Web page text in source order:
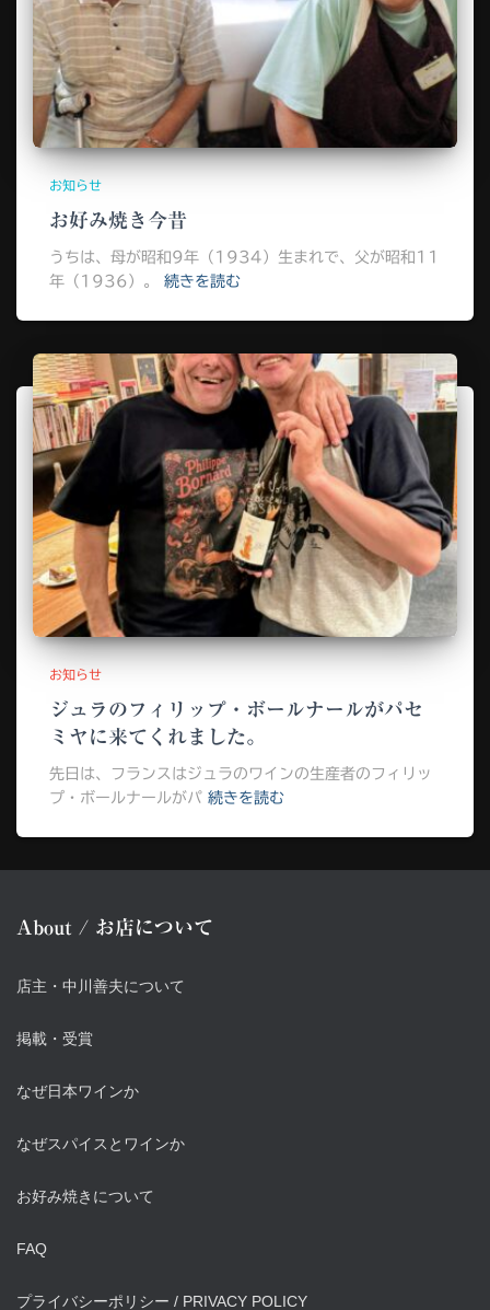
お知らせ
お好み焼き今昔
うちは、母が昭和9年（1934）生まれで、父が昭和11
年（1936）。
続きを読む
お知らせ
ジュラのフィリップ・ボールナールがパセ
ミヤに来てくれました。
先日は、フランスはジュラのワインの生産者のフィリッ
プ・ボールナールがパ 続きを読む
About / お店について
店主・中川善夫について
掲載・受賞
なぜ日本ワインか
なぜスパイスとワインか
お好み焼きについて
FAQ
プライバシーポリシー / PRIVACY POLICY